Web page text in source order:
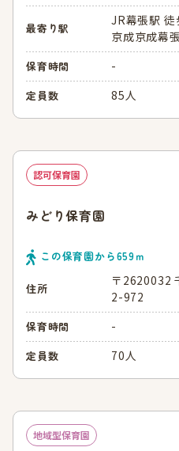
最寄り駅
JR幕張駅
京成京成幕
保育時間 -
定員数 85人
認可保育園
みどり保育園
この保育園から659ｍ
住所
〒2620032
2-972
保育時間 -
定員数 70人
地域型保育園